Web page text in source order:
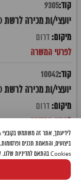
9305
יועצי/ות מכירה לרשת MANGO סניף אייסמול אילת
דרום
10042
יועצי/ות מכירה לרשת MANGO קניון מול הים אילת
דרום
10257
אחמ"ש/ית מוקד שירות
ביצועים, והתאמת תכנים
Cookies בהתאם למדיניות שלנו. למידע נוסף והרחבה, עיין/י